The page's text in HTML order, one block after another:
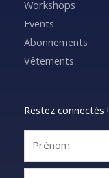
Workshops
Events
Abonnements
Vêtements
Restez connectés !